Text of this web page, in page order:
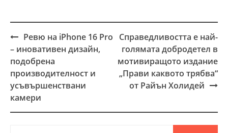
Post
navigation
Ревю на iPhone 16 Pro
– иновативен дизайн,
подобрена
производителност и
усъвършенствани
камери
Справедливостта е най-
голямата добродетел в
мотивиращото издание
„Прави каквото трябва“
от Райън Холидей